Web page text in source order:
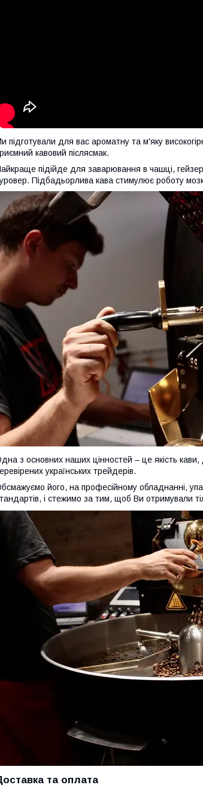
підготували для вас ароматну та м'яку
кавовий післясмак.
підійде для заварювання в чашці,
Підбадьорлива кава стимулює роботу
з основних наших цінностей – це якість
українських трейдерів.
його, на професійному обладнанні,
і стежимо за тим, щоб Ви отримували
та оплата